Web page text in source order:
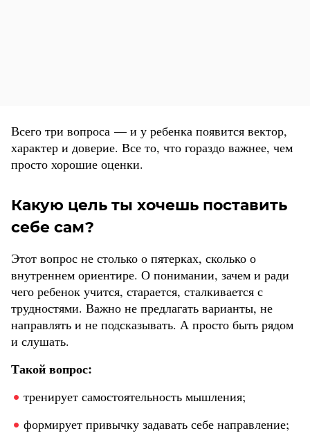
Всего три вопроса — и у ребенка появится вектор,
характер и доверие. Все то, что гораздо важнее, чем
просто хорошие оценки.
Какую цель ты хочешь поставить
себе сам?
Этот вопрос не столько о пятерках, сколько о
внутреннем ориентире. О понимании, зачем и ради
чего ребенок учится, старается, сталкивается с
трудностями. Важно не предлагать варианты, не
направлять и не подсказывать. А просто быть рядом
и слушать.
Такой вопрос:
тренирует самостоятельность мышления;
формирует привычку задавать себе направление;